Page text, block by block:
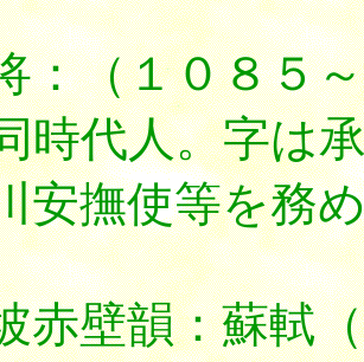
：（１０８５
時代人。字は
安撫使等を務
赤壁韻：蘇軾